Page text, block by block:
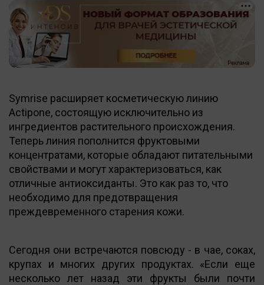
Symrise расширяет косметическую линию
Actipone, состоящую исключительно из
ингредиентов растительного происхождения.
Теперь линия пополнится фруктовыми
концентратами, которые обладают питательными
свойствами и могут характеризоваться, как
отличные антиоксиданты. Это как раз то, что
необходимо для предотвращения
преждевременного старения кожи.
Сегодня они встречаются повсюду - в чае, соках,
крупах и многих других продуктах. «Если еще
несколько лет назад эти фрукты были почти